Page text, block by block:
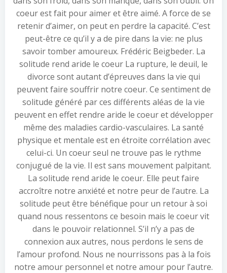
coeur est fait pour aimer et être aimé. A force de se
retenir d’aimer, on peut en perdre la capacité. C’est
peut-être ce qu’il y a de pire dans la vie: ne plus
savoir tomber amoureux. Frédéric Beigbeder. La
solitude rend aride le coeur La rupture, le deuil, le
divorce sont autant d’épreuves dans la vie qui
peuvent faire souffrir notre coeur. Ce sentiment de
solitude généré par ces différents aléas de la vie
peuvent en effet rendre aride le coeur et développer
même des maladies cardio-vasculaires. La santé
physique et mentale est en étroite corrélation avec
celui-ci. Un coeur seul ne trouve pas le rythme
conjugué de la vie. Il est sans mouvement palpitant.
La solitude rend aride le coeur. Elle peut faire
accroître notre anxiété et notre peur de l’autre. La
solitude peut être bénéfique pour un retour à soi
quand nous ressentons ce besoin mais le coeur vit
dans le pouvoir relationnel. S’il n’y a pas de
connexion aux autres, nous perdons le sens de
l’amour profond. Nous ne nourrissons pas à la fois
notre amour personnel et notre amour pour l’autre.